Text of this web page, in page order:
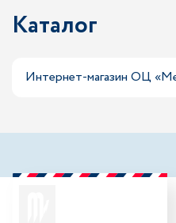
Каталог
Интернет-магазин ОЦ